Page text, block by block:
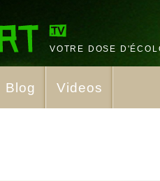
VOTRE DOSE
Blog Videos